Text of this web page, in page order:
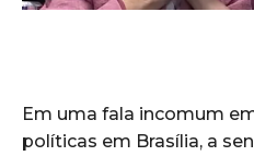
Em uma fala incomum
políticas em Brasília, a